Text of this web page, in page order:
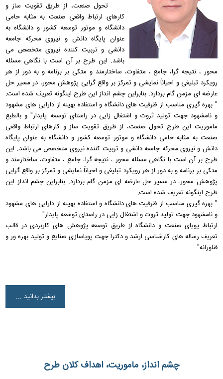
تحول صنعت، از طریق تقویت ساز و
کارهای ارتباط واقعی صنعت به مثابه حامی
دانشگاه و موتور توسعه کشور و دانشگاه به
عنوان پایگاه دانش و نیروی محرکه جامعه
دانشی و تربیت کننده نیروی متخصص می
باشد. این طرح بر آن است با نگاهی مسئله
محور ، نتیجه گرا، جامع ، متفاوت، ساختارمند و متکی بر برنامه و به دور از هر
رویکرد تبلیغی و احیاناً نمایشی و تمرکز بر واقع گرایی پژوهش محور، در مسیر حل
عارضه ای مزمن گام بردارد. بنابراین چشم انداز این طرح اینگونه تعریف شده است:
" بهره گیری مناسب از ظرفیت های دانشگاه و استفاده بهینه از دارایی های مشهود
و نامشهود جهت تولید ثروت و اشتغال زایی در راستای توسعه پایدار" و بالطبع
ماموریت این طرح تحول صنعت، از طریق تقویت ساز و کارهای ارتباط واقعی
صنعت به مثابه حامی دانشگاه و موتور توسعه کشور و دانشگاه به عنوان پایگاه
دانش و نیروی محرکه جامعه دانشی و تربیت کننده نیروی متخصص می باشد. این
طرح بر آن است با نگاهی مسئله محور ، نتیجه گرا، جامع ، متفاوت، ساختارمند و
متکی بر برنامه و به دور از هر رویکرد تبلیغی و احیاناً نمایشی و تمرکز بر واقع گرایی
پژوهش محور، در مسیر حل عارضه ای مزمن گام بردارد. بنابراین چشم انداز این
طرح اینگونه تعریف شده است:
" بهره گیری مناسب از ظرفیت های دانشگاه و استفاده بهینه از دارایی های مشهود
و نامشهود جهت تولید ثروت و اشتغال زایی در راستای توسعه پایدار"
ارتباط پویای صنعت و دانشگاه از طریق توسعه پژوهش های کاربردی در قالب
تعریف رساله های کارشناسی ارشد و دکترا جهت پویاسازی صنایع و تولید بهره ور و
فناورانه"
بیشتر بدانید ...
چشم انداز، ماموریت، اهداف کلان طرح